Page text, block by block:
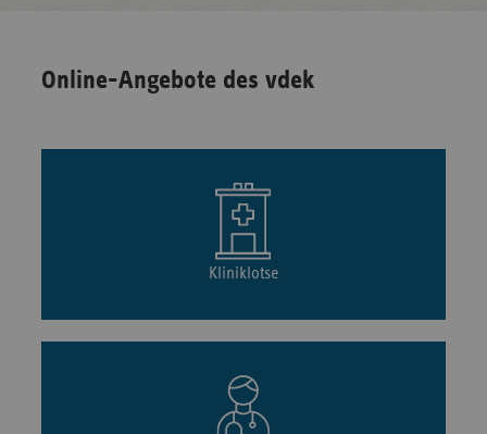
Online-Angebote des vdek
Kliniklotse